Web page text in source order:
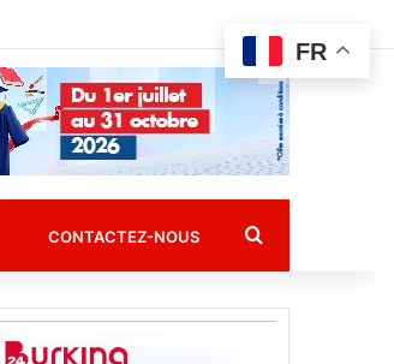
CONTACTEZ-NOUS Rechercher
FR